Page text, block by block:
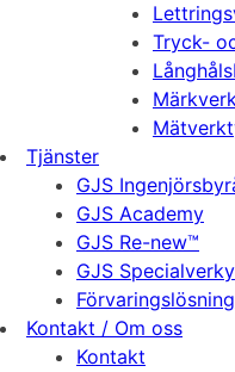
Tryck-
Tjänster
GJS
GJS Academy
GJS Re-new™
GJS
Kontakt / Om oss
Kontakt